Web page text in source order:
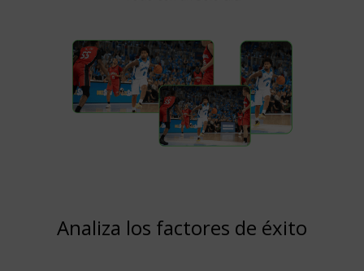
Analiza los factores de éxito